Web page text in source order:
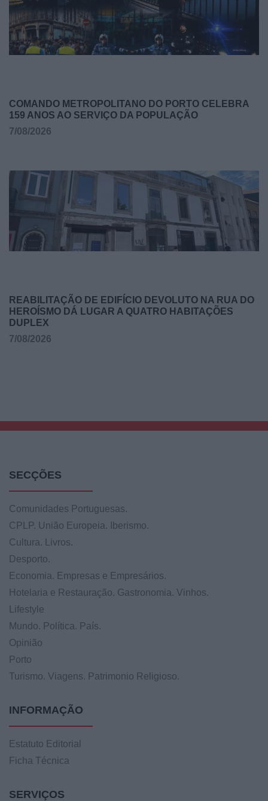
COMANDO METROPOLITANO DO PORTO CELEBRA
159 ANOS AO SERVIÇO DA POPULAÇÃO
7/08/2026
REABILITAÇÃO DE EDIFÍCIO DEVOLUTO NA RUA DO
HEROÍSMO DÁ LUGAR A QUATRO HABITAÇÕES
DUPLEX
7/08/2026
SECÇÕES
Comunidades Portuguesas.
CPLP. União Europeia. Iberismo.
Cultura. Livros.
Desporto.
Economia. Empresas e Empresários.
Hotelaria e Restauração. Gastronomia. Vinhos.
Lifestyle
Mundo. Política. País.
Opinião
Porto
Turismo. Viagens. Patrimonio Religioso.
INFORMAÇÃO
Estatuto Editorial
Ficha Técnica
SERVIÇOS